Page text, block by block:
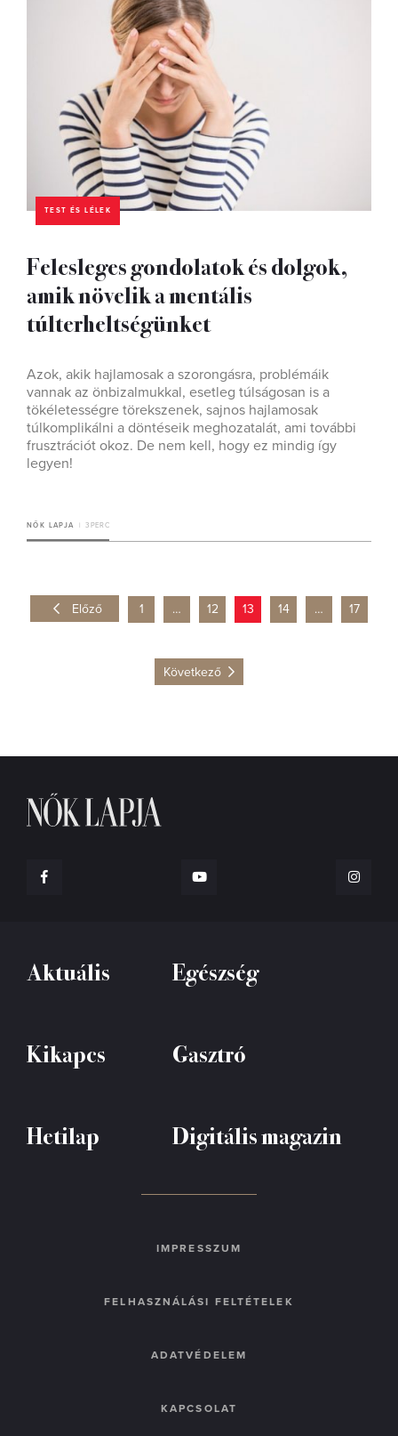
TEST ÉS LÉLEK
Felesleges gondolatok és dolgok,
amik növelik a mentális
túlterheltségünket
Azok, akik hajlamosak a szorongásra, problémáik
vannak az önbizalmukkal, esetleg túlságosan is a
tökéletességre törekszenek, sajnos hajlamosak
túlkomplikálni a döntéseik meghozatalát, ami további
frusztrációt okoz. De nem kell, hogy ez mindig így
legyen!
NŐK LAPJA 3 PERC
Előző 1 … 12 13 14 … 17
Következő
Aktuális Egészség
Kikapcs Gasztró
Hetilap Digitális magazin
IMPRESSZUM
FELHASZNÁLÁSI FELTÉTELEK
ADATVÉDELEM
KAPCSOLAT